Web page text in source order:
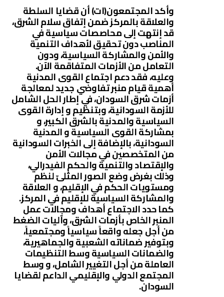
وأكد المجتمعون(ات) أن قضايا السلطة
والعلاقة بالمركز ضمن إتفاق سلام الشرق،
قد إنتهت إلى محاصصات سياسية في
المناصب دون تحقيق لأهداف التنمية
والأمن والمشاركة السياسية، ودون
التعامل من الأزمات المتفاقمة الآن.
وعليه، فقد دعم اجتماع القوى المدنية
أهمية قيام منبر تفاوضي جديد لمعالجة
أزمات شرق السودان، في إطار الحل الشامل
للأزمة السودانية، وبتنظيم و إدارة القوى
السياسية والمدنية بالشرق الكبير، و
بمشاركة القوى السياسية و المدنية
السودانية، بالإضافة إلى الخبرات السودانية
من المتخصصين في مجالات الأمن
والإقتصاد والتنمية والحكم الفيدرالي،
وذلك بغرض وضع الصور المثلىّ لنظم
ومستويات الحكم في الإقليم، و العلاقة
والمشاركة السياسية للإقليم في المركز.
كما حدد الاجتماع أهداف ومجالات عمل
المنبر الخاص بأزمات الشرق، وآليات الضغط
من أجل جعله واقعاً سياسياً ومجتمعياً،
وبتوفير ضماناته الشعبية والجماهيرية،
والضمانات السياسية وسط التنظيمات
العاملة من أجل التغيير الشامل، و وسط
المجتمع الدولي والإقليمي الداعم لقضايا
السودان.